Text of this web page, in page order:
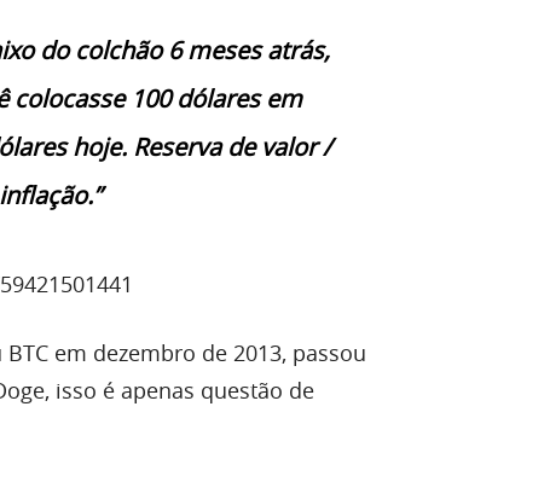
do colchão 6 meses atrás,
colocasse 100 dólares em
hoje. Reserva de valor /
em dezembro de 2013, passou
isso é apenas questão de